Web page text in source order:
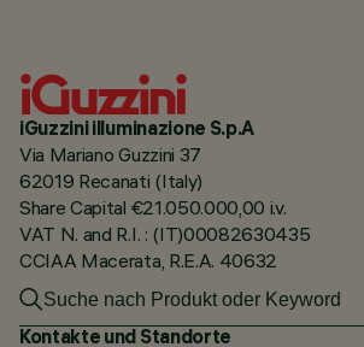
iGuzzini illuminazione S.p.A
Via Mariano Guzzini 37
62019 Recanati (Italy)
Share Capital €21.050.000,00 i.v.
VAT N. and R.I. : (IT)00082630435
CCIAA Macerata, R.E.A. 40632
Kontakte und Standorte